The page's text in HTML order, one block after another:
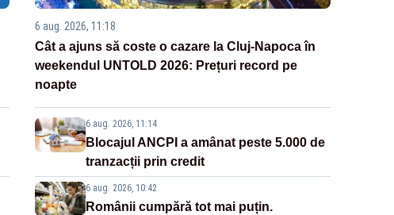
6 aug. 2026, 11:18
Cât a ajuns să coste o cazare la Cluj-Napoca în
weekendul UNTOLD 2026: Prețuri record pe
noapte
6 aug. 2026, 11:14
Blocajul ANCPI a amânat peste 5.000 de
tranzacții prin credit
6 aug. 2026, 10:42
Românii cumpără tot mai puțin.